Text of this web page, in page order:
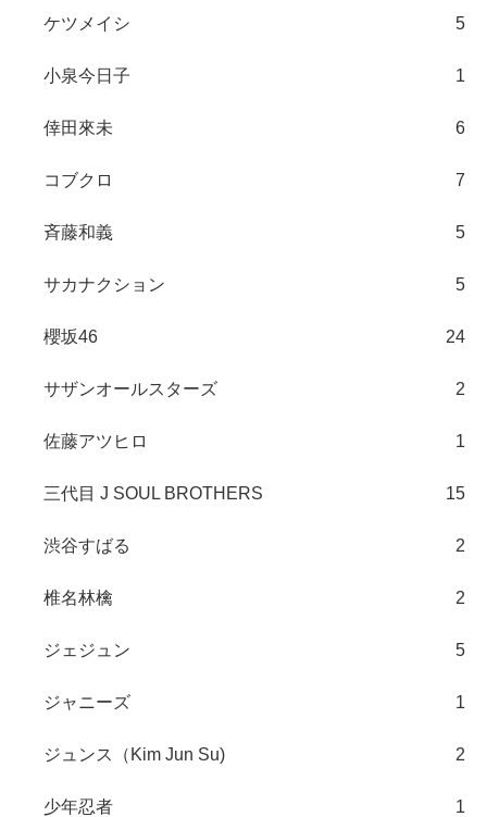
ケツメイシ 5
小泉今日子 1
倖田來未 6
コブクロ 7
斉藤和義 5
サカナクション 5
櫻坂46 24
サザンオールスターズ 2
佐藤アツヒロ 1
三代目 J SOUL BROTHERS 15
渋谷すばる 2
椎名林檎 2
ジェジュン 5
ジャニーズ 1
ジュンス（Kim Jun Su) 2
少年忍者 1